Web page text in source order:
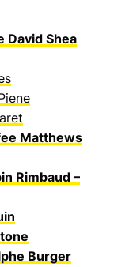
David Shea
Matthews
Rimbaud –
Burger